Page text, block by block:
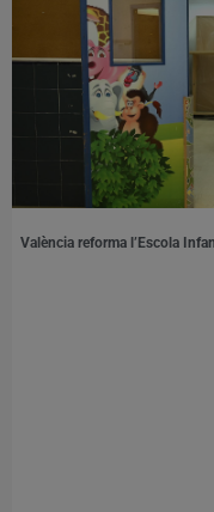
València reforma l’Escola